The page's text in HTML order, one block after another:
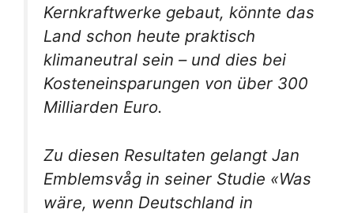
Kernkraftwerke gebaut, könnte das
Land schon heute praktisch
klimaneutral sein – und dies bei
Kosteneinsparungen von über 300
Milliarden Euro.
Zu diesen Resultaten gelangt Jan
Emblemsvåg in seiner Studie «Was
wäre, wenn Deutschland in